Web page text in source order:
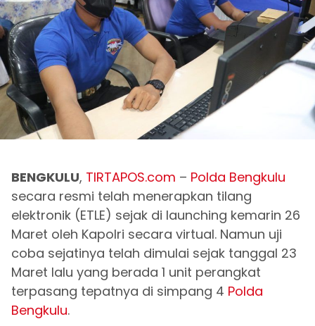
BENGKULU, TIRTAPOS.com – Polda Bengkulu
secara resmi telah menerapkan tilang
elektronik (ETLE) sejak di launching kemarin 26
Maret oleh Kapolri secara virtual. Namun uji
coba sejatinya telah dimulai sejak tanggal 23
Maret lalu yang berada 1 unit perangkat
terpasang tepatnya di simpang 4 Polda
Bengkulu.